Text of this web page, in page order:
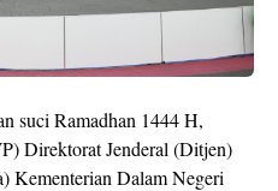
suci Ramadhan 1444 H,
Direktorat Jenderal (Ditjen)
Kementerian Dalam Negeri